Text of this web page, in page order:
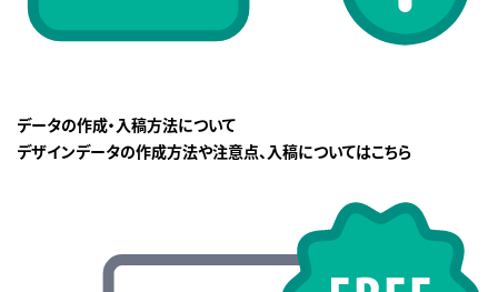
データの作成・入稿方法について
デザインデータの作成方法や注意点、入稿についてはこちら